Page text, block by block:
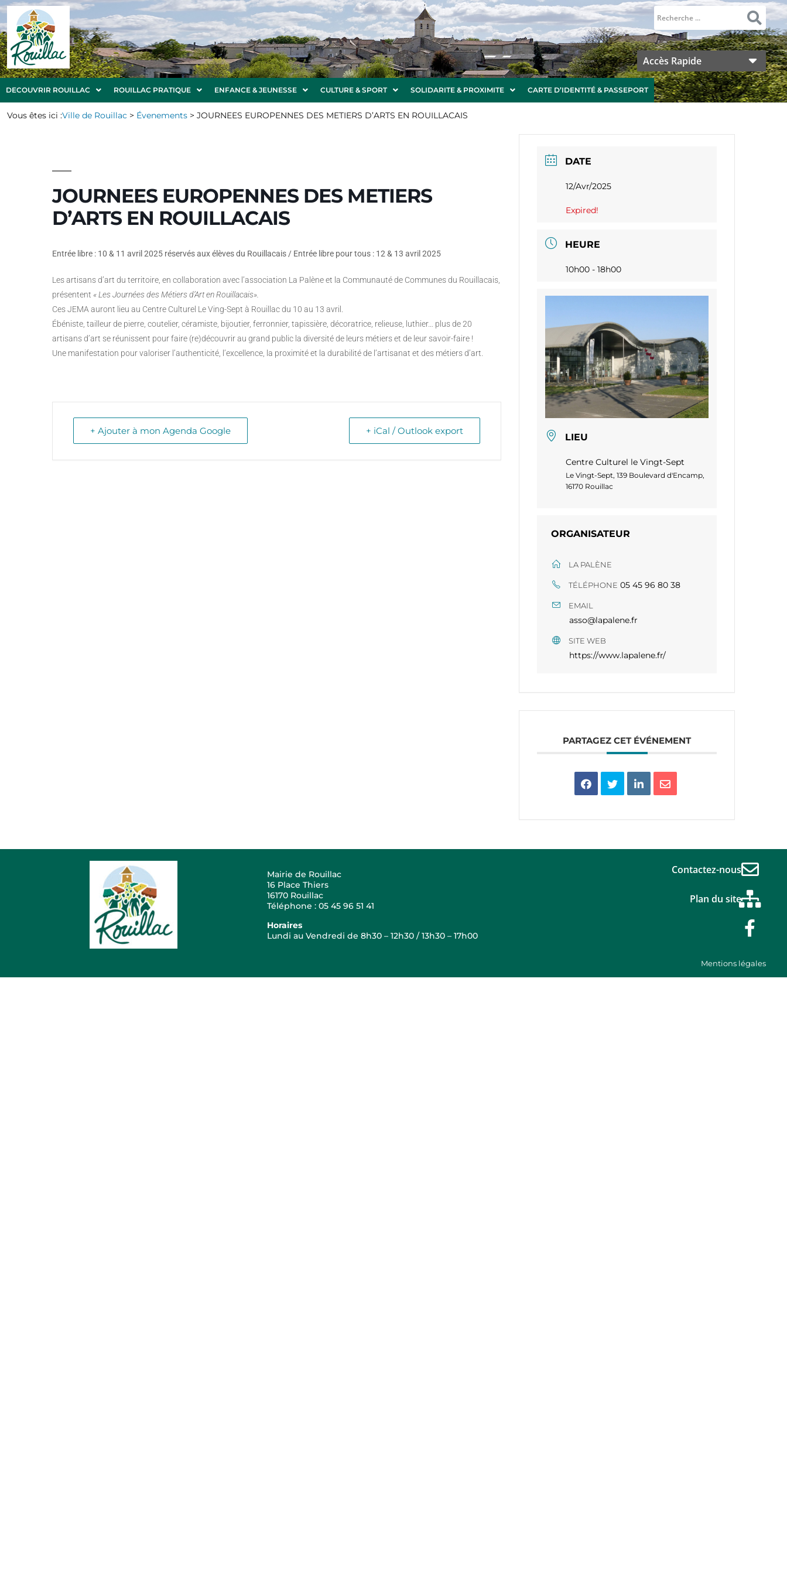
Accès Rapide
DECOUVRIR ROUILLAC ROUILLAC PRATIQUE ENFANCE & JEUNESSE CULTURE & SPORT SOLIDARITE & PROXIMITE CARTE D’IDENTITÉ & PASSEPORT
Vous êtes ici :Ville de Rouillac > Évenements > JOURNEES EUROPENNES DES METIERS D’ARTS EN ROUILLACAIS
JOURNEES EUROPENNES DES METIERS
D’ARTS EN ROUILLACAIS
Entrée libre : 10 & 11 avril 2025 réservés aux élèves du Rouillacais / Entrée libre pour tous : 12 & 13 avril 2025
Les artisans d’art du territoire, en collaboration avec l’association La Palène et la Communauté de Communes du Rouillacais,
présentent « Les Journées des Métiers d’Art en Rouillacais».
Ces JEMA auront lieu au Centre Culturel Le Ving-Sept à Rouillac du 10 au 13 avril.
Ébéniste, tailleur de pierre, coutelier, céramiste, bijoutier, ferronnier, tapissière, décoratrice, relieuse, luthier… plus de 20
artisans d’art se réunissent pour faire (re)découvrir au grand public la diversité de leurs métiers et de leur savoir-faire !
Une manifestation pour valoriser l’authenticité, l’excellence, la proximité et la durabilité de l’artisanat et des métiers d’art.
+ Ajouter à mon Agenda Google + iCal / Outlook export
DATE
12/Avr/2025
Expired!
HEURE
10h00 - 18h00
LIEU
Centre Culturel le Vingt-Sept
Le Vingt-Sept, 139 Boulevard d'Encamp,
16170 Rouillac
ORGANISATEUR
LA PALÈNE
TÉLÉPHONE 05 45 96 80 38​​
EMAIL
asso@lapalene.fr
SITE WEB
https://www.lapalene.fr/
PARTAGEZ CET ÉVÉNEMENT
Mairie de Rouillac
16 Place Thiers
16170 Rouillac
Téléphone : 05 45 96 51 41
Horaires
Lundi au Vendredi de 8h30 – 12h30 / 13h30 – 17h00
Contactez-nous
Plan du site
Mentions légales